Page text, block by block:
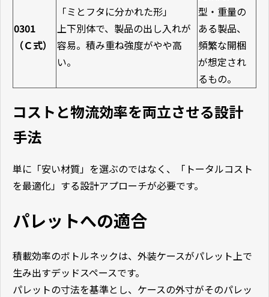
0301
（Ｃ式）
「ミとフタに分かれた形」
上下別体で、製品の出し入れが
容易。積み重ね強度がやや高
い。
型・重量の
ある製品、
頻繁な開梱
が想定され
るもの。
コストと物流効率を両立させる設計
手法
単に「安い材質」を選ぶのではなく、「トータルコスト
を最適化」する設計アプローチが必要です。
パレットへの適合
積載効率のボトルネックは、外装ケースがパレット上で
生み出すデッドスペースです。
パレットの寸法を基準とし、ケースの外寸がそのパレッ